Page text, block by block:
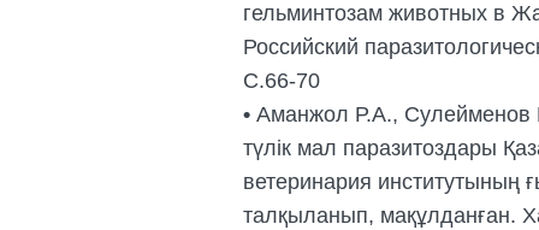
гельминтозам животных в
Российский
С.66-70
• Аманжол Р.А.,
түлік мал паразитоздары
ветеринария институтының
талқыланып, мақұлданған.